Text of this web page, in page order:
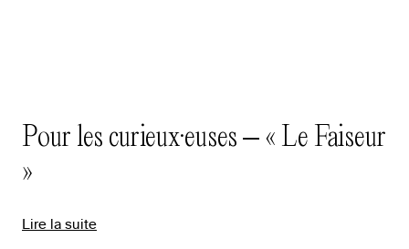
Pour les curieux·euses – « Le Faiseur
»
Lire la suite